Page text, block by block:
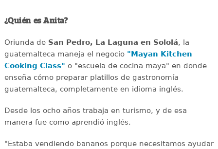
¿Quién es Anita?
Oriunda de San Pedro, La Laguna en Sololá, la
guatemalteca maneja el negocio "Mayan Kitchen
Cooking Class" o "escuela de cocina maya" en donde
enseña cómo preparar platillos de gastronomía
guatemalteca, completamente en idioma inglés.
Desde los ocho años trabaja en turismo, y de esa
manera fue como aprendió inglés.
"Estaba vendiendo bananos porque necesitamos ayudar